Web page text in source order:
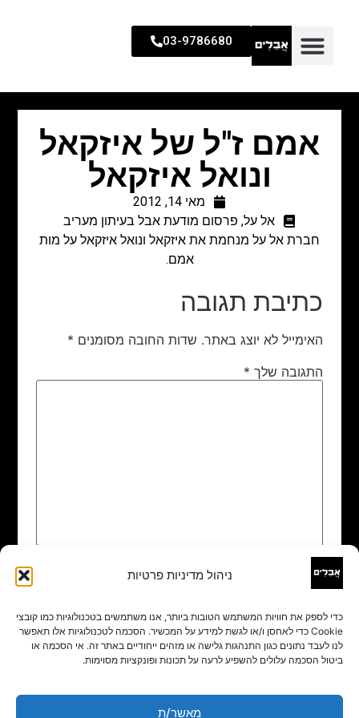
ניהול מדיניות פרטיות
כדי לספק את חוויות המשתמש הטובות ביותר, אנו משתמשים בטכנולוגיות כמו קובצי
Cookie כדי לאחסן ו/או לגשת למידע על המכשיר. הסכמה לטכנולוגיות אלו תאפשר
לנו לעבד נתונים כגון התנהגות גלישה או מזהים ייחודיים באתר זה. אי הסכמה או
ביטול הסכמה עלולים להשפיע לרעה על תכונות ופונקציות מסוימות.
מאשר/ת
03-9786680
אמם ז"ל של איזקאל
ונואל איזקאל
מאי 14, 2012
אל על, פרסום מודעת אבל בעיתון מעריב
חברת אל על מנחמת את איזקאל ונואל איזקאל על מות
אמם.
כתיבת תגובה
האימייל לא יוצג באתר. שדות החובה מסומנים *
התגובה שלך *
שם
אימייל*